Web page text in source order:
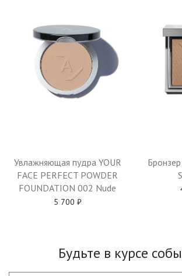
Увлажняющая пудра YOUR
FACE PERFECT POWDER
FOUNDATION 002 Nude
5 700 ₽
Будьте в курсе